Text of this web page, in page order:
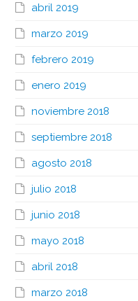
abril 2019
marzo 2019
febrero 2019
enero 2019
noviembre 2018
septiembre 2018
agosto 2018
julio 2018
junio 2018
mayo 2018
abril 2018
marzo 2018